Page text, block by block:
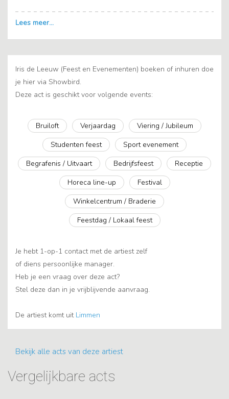
Iris de Leeuw (Feest en Evenementen) boeken of inhuren doe
je hier via Showbird.
Deze act is geschikt voor volgende events:
Bruiloft Verjaardag
Viering / Jubileum
Studenten feest
Sport evenement
Begrafenis / Uitvaart
Bedrijfsfeest
Receptie
Horeca line-up
Festival
Winkelcentrum / Braderie
Feestdag / Lokaal feest
Je hebt 1-op-1 contact met de artiest zelf
of diens persoonlijke manager.
Heb je een vraag over deze act?
Stel deze dan in je vrijblijvende aanvraag.
De artiest komt uit Limmen
Bekijk alle acts van deze artiest
Vergelijkbare acts